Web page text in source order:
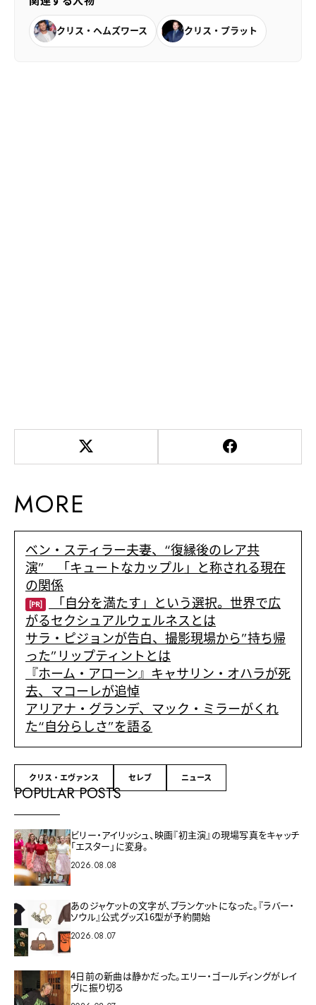
クリス・ヘムズワース クリス・プラット
MORE
ベン・スティラー夫妻、“復縁後のレア共
演” 「キュートなカップル」と称される現在
の関係
[PR]
「自分を満たす」という選択。世界で広
がるセクシュアルウェルネスとは
サラ・ピジョンが告白、撮影現場から”持ち帰
った”リップティントとは
『ホーム・アローン』キャサリン・オハラが死
去、マコーレが追悼
アリアナ・グランデ、マック・ミラーがくれ
た“自分らしさ”を語る
クリス・エヴァンス セレブ ニュース
POPULAR POSTS
ビリー・アイリッシュ、映画『初主演』の現場写真をキャッチ
「エスター」に変身。
2026.08.08
あのジャケットの文字が、ブランケットになった。『ラバー・
ソウル』公式グッズ16型が予約開始
2026.08.07
4日前の新曲は静かだった。エリー・ゴールディングがレイ
ヴに振り切る